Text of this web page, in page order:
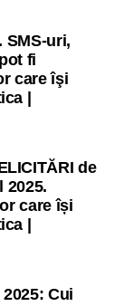
SMS-uri,
fi
care îşi
|
de
2025.
care își
|
Cui